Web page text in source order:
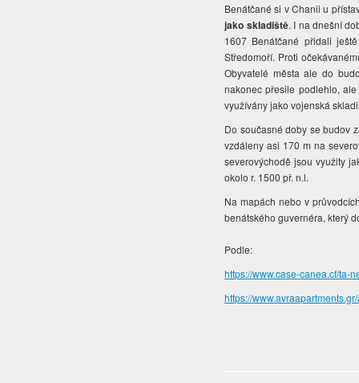
Benátčané si v Chanii u
jako skladiště. I na dnešní
1607 Benátčané přidali
Středomoří. Proti
Obyvatelé města ale do
nakonec přesile podlehlo,
využívány jako vojenská
Do současné doby se budov
vzdáleny asi 170 m na
severovýchodě jsou využity
okolo r. 1500 př. n.l.
Na mapách nebo v
benátského guvernéra, který
Podle:
https://www.case-canea.cf/ta-
https://